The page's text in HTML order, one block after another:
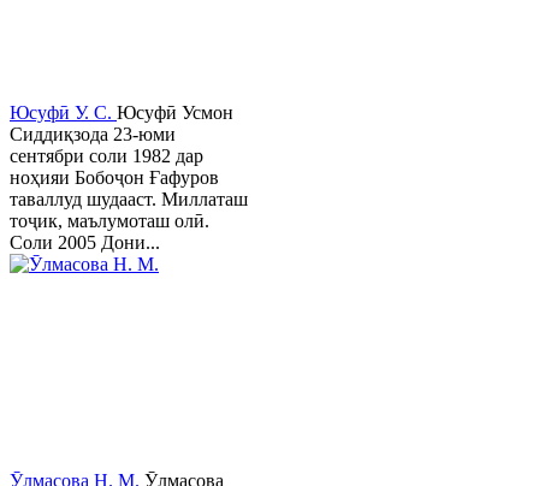
Юсуфӣ У. C. Юсуфӣ Усмон
Сиддиқзода 23-юми
сентябри соли 1982 дар
ноҳияи Бобоҷон Ғафуров
таваллуд шудааст. Миллаташ
тоҷик, маълумоташ олӣ.
Соли 2005 Дони...
Ӯлмасова Н. М. Ӯлмасова